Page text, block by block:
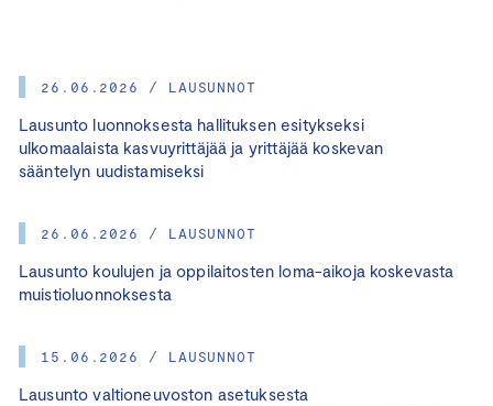
26.06.2026 / LAUSUNNOT
Lausunto luonnoksesta hallituksen esitykseksi
ulkomaalaista kasvuyrittäjää ja yrittäjää koskevan
sääntelyn uudistamiseksi
26.06.2026 / LAUSUNNOT
Lausunto koulujen ja oppilaitosten loma-aikoja koskevasta
muistioluonnoksesta
15.06.2026 / LAUSUNNOT
Lausunto valtioneuvoston asetuksesta